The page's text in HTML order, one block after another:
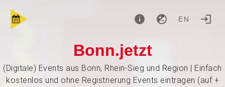
EN
Bonn.jetzt
(Digitale) Events aus Bonn, Rhein-Sieg und Region | Einfach
kostenlos und ohne Registrierung Events eintragen (auf +